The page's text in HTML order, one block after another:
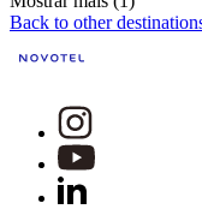
Back to other